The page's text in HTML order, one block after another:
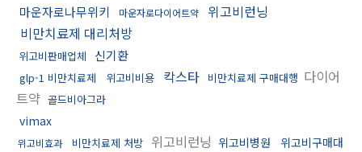
마운자로나무위키 마운자로다이어트약
위고비런닝
비만치료제 대리처방
위고비판매업체 신기환
glp-1 비만치료제 위고비비용 칵스타 비만치료제 구매대행 다이어
트약 골드비아그라
vimax
위고비효과 비만치료제 처방 위고비런닝 위고비병원
위고비구매대